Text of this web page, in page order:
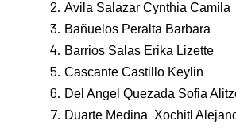
Avila Salazar Cynthia Camila
Bañuelos Peralta Barbara
Barrios Salas Erika Lizette
Cascante Castillo Keylin
Del Angel Quezada Sofia
Duarte Medina Xochitl